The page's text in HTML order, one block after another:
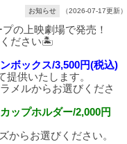
お知らせ （2026-07-17更新）
の上映劇場で発売！
ください🏝️
ボックス/3,500円(税込)
供いたします。
メルからお選びくださ
ップホルダー/2,000円
らお選びください。